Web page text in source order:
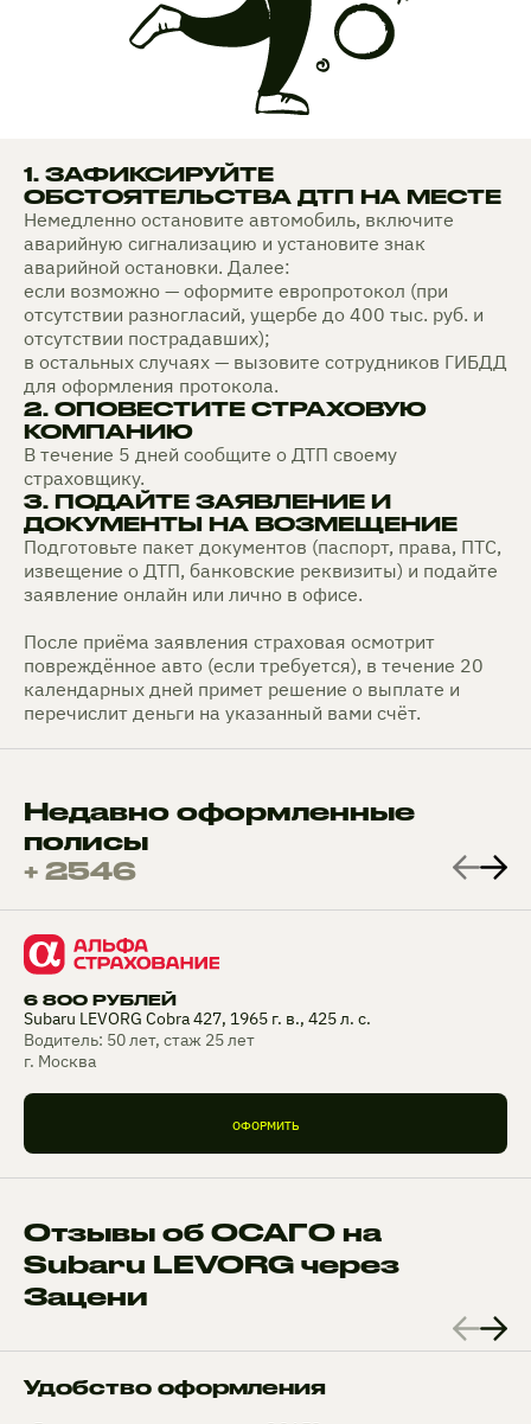
1. ЗАФИКСИРУЙТЕ
ОБСТОЯТЕЛЬСТВА ДТП НА МЕСТЕ
Немедленно остановите автомобиль, включите
аварийную сигнализацию и установите знак
аварийной остановки. Далее:
если возможно — оформите европротокол (при
отсутствии разногласий, ущербе до 400 тыс. руб. и
отсутствии пострадавших);
в остальных случаях — вызовите сотрудников ГИБДД
для оформления протокола.
2. ОПОВЕСТИТЕ СТРАХОВУЮ
КОМПАНИЮ
В течение 5 дней сообщите о ДТП своему
страховщику.
3. ПОДАЙТЕ ЗАЯВЛЕНИЕ И
ДОКУМЕНТЫ НА ВОЗМЕЩЕНИЕ
Подготовьте пакет документов (паспорт, права, ПТС,
извещение о ДТП, банковские реквизиты) и подайте
заявление онлайн или лично в офисе.
После приёма заявления страховая осмотрит
повреждённое авто (если требуется), в течение 20
календарных дней примет решение о выплате и
перечислит деньги на указанный вами счёт.
Недавно оформленные
полисы
+ 2546
6 800 РУБЛЕЙ
Subaru LEVORG Cobra 427, 1965 г. в., 425 л. с.
Водитель: 50 лет, стаж 25 лет
г. Москва
ОФОРМИТЬ
Отзывы об ОСАГО на
Subaru LEVORG через
Зацени
Удобство оформления